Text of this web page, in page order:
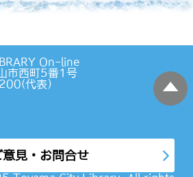
On-line
西町5番1号
代表）
意見・お問合せ